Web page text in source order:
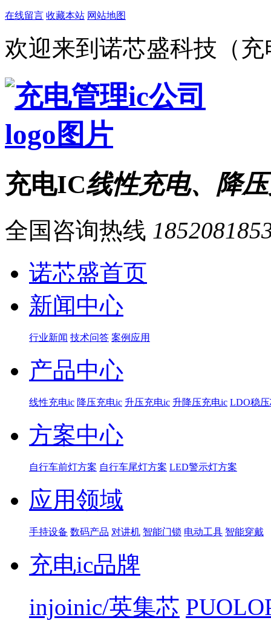
在线留言 收藏本站 网站地图
欢迎来到诺芯盛科技（
充电IC线性充电、降
全国咨询热线
诺芯盛首页
新闻中心
行业新闻 技术问答 案例应用
产品中心
线性充电ic 降压充电ic 升压充电ic 升降压充电ic LDO稳
方案中心
自行车前灯方案 自行车尾灯方案 LED警示灯方案
应用领域
手持设备 数码产品 对讲机 智能门锁 电动工具 智能穿戴
充电ic品牌
injoinic/英集芯